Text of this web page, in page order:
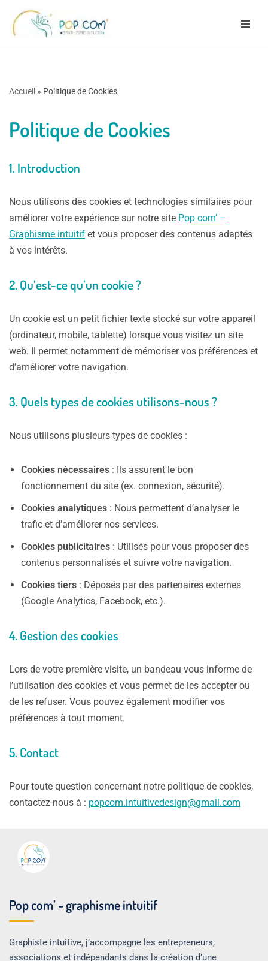
Aller
Accueil » Politique de Cookies
Politique de Cookies
1. Introduction
Nous utilisons des cookies et technologies similaires pour
améliorer votre expérience sur notre site Pop com’ –
Graphisme intuitif et vous proposer des contenus adaptés
à vos intérêts.
2. Qu’est-ce qu’un cookie ?
Un cookie est un petit fichier texte stocké sur votre appareil
(ordinateur, mobile, tablette) lorsque vous visitez un site
web. Il permet notamment de mémoriser vos préférences et
d’améliorer votre navigation.
3. Quels types de cookies utilisons-nous ?
Nous utilisons plusieurs types de cookies :
Cookies nécessaires : Ils assurent le bon
fonctionnement du site (ex. connexion, sécurité).
Cookies analytiques : Nous permettent d’analyser le
trafic et d’améliorer nos services.
Cookies publicitaires : Utilisés pour vous proposer des
contenus personnalisés et suivre votre navigation.
Cookies tiers : Déposés par des partenaires externes
(Google Analytics, Facebook, etc.).
4. Gestion des cookies
Lors de votre première visite, un bandeau vous informe de
l’utilisation des cookies et vous permet de les accepter ou
de les refuser. Vous pouvez également modifier vos
préférences à tout moment.
5. Contact
Pour toute question concernant notre politique de cookies,
contactez-nous à : popcom.intuitivedesign@gmail.com
Pop com’ - graphisme intuitif
Graphiste intuitive, j’accompagne les entrepreneurs,
associations et indépendants dans la création d’une